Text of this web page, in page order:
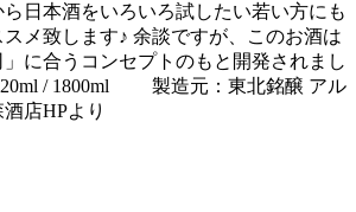
日本酒をいろいろ試したい若い方にも
メ致します♪ 余談ですが、このお酒は
に合うコンセプトのもと開発されまし
/ 1800ml 製造元：東北銘醸 アル
店HPより